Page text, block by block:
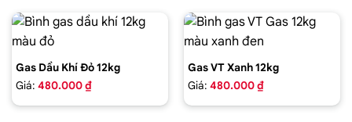
Gas Dầu Khí Đỏ 12kg
Giá: 480.000 ₫
Gas VT Xanh 12kg
Giá: 480.000 ₫